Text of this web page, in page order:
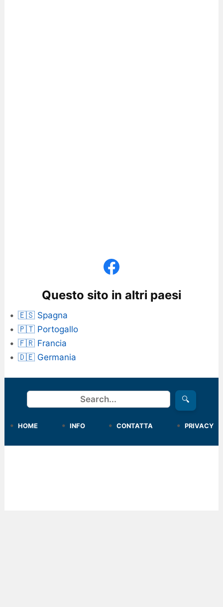
Questo sito in altri paesi
🇪🇸 Spagna
🇵🇹 Portogallo
🇫🇷 Francia
🇩🇪 Germania
Cerca 🔍
HOME INFO CONTATTA PRIVACY